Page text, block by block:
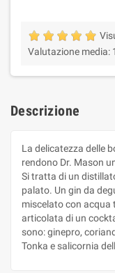
Valutazione media:
Descrizione
La delicatezza delle
rendono Dr. Mason
Si tratta di un
palato. Un gin da
miscelato con acqua
articolata di un
sono: ginepro,
Tonka e salicornia